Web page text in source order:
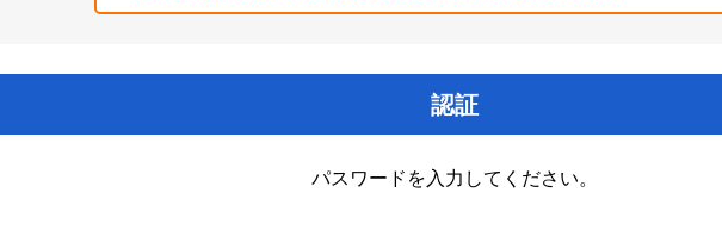
認証
パスワードを入力してください。